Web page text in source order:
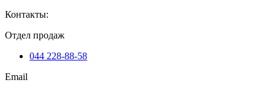
Контакты:
Отдел продаж
044 228-88-58
Email